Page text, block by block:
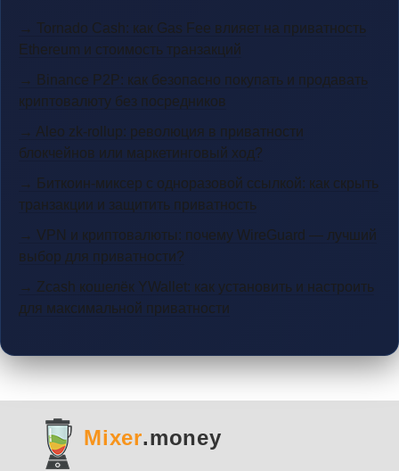
→ Tornado Cash: как Gas Fee влияет на приватность
Ethereum и стоимость транзакций
→ Binance P2P: как безопасно покупать и продавать
криптовалюту без посредников
→ Aleo zk-rollup: революция в приватности
блокчейнов или маркетинговый ход?
→ Биткоин-миксер с одноразовой ссылкой: как скрыть
транзакции и защитить приватность
→ VPN и криптовалюты: почему WireGuard — лучший
выбор для приватности?
→ Zcash кошелёк YWallet: как установить и настроить
для максимальной приватности
Mixer.money